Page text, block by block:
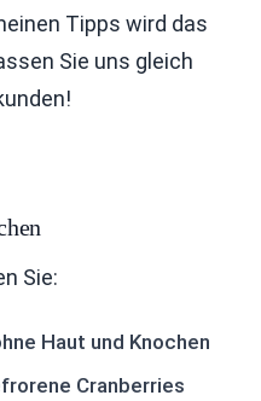
Tipps wird das
Sie uns gleich
Sie:
Haut und Knochen
Cranberries